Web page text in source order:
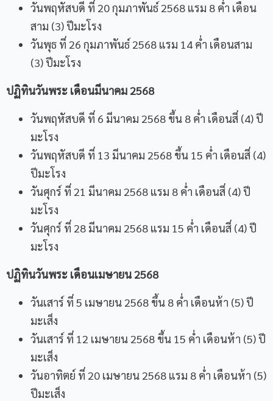
วันพฤหัสบดี ที่ 20 กุมภาพันธ์ 2568 แรม 8 ค่ำ เดือน
สาม (3) ปีมะโรง
วันพุธ ที่ 26 กุมภาพันธ์ 2568 แรม 14 ค่ำ เดือนสาม
(3) ปีมะโรง
ปฏิทินวันพระ เดือนมีนาคม2568
วันพฤหัสบดี ที่ 6 มีนาคม 2568 ขึ้น 8 ค่ำ เดือนสี่ (4) ปี
มะโรง
วันพฤหัสบดี ที่ 13 มีนาคม 2568 ขึ้น 15 ค่ำ เดือนสี่ (4)
ปีมะโรง
วันศุกร์ ที่ 21 มีนาคม 2568 แรม 8 ค่ำ เดือนสี่ (4) ปี
มะโรง
วันศุกร์ ที่ 28 มีนาคม 2568 แรม 15 ค่ำ เดือนสี่ (4) ปี
มะโรง
ปฏิทินวันพระ เดือนเมษายน2568
วันเสาร์ ที่ 5 เมษายน 2568 ขึ้น 8 ค่ำ เดือนห้า (5) ปี
มะเส็ง
วันเสาร์ ที่ 12 เมษายน 2568 ขึ้น 15 ค่ำ เดือนห้า (5) ปี
มะเส็ง
วันอาทิตย์ ที่ 20 เมษายน 2568 แรม 8 ค่ำ เดือนห้า (5)
ปีมะเส็ง